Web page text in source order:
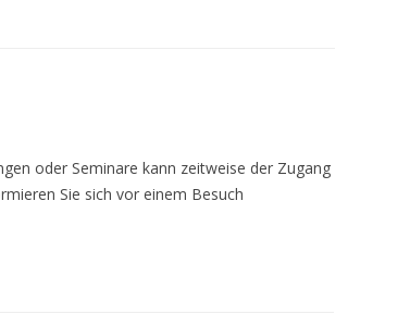
oder Seminare kann zeitweise der Zugang
Sie sich vor einem Besuch